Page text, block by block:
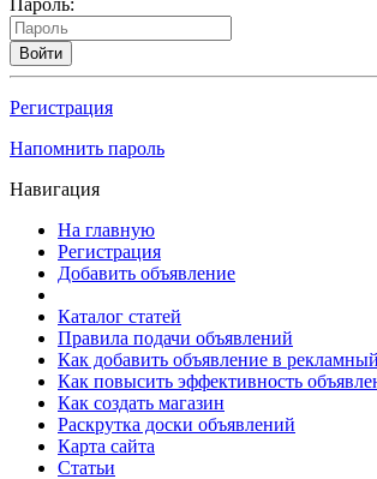
Пароль:
Войти
Регистрация
Напомнить пароль
Навигация
На главную
Регистрация
Добавить объявление
Каталог статей
Правила подачи объявлений
Как добавить объявление в
Как повысить эффективность
Как создать магазин
Раскрутка доски объявлений
Карта сайта
Статьи